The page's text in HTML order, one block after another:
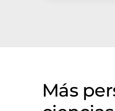
Más